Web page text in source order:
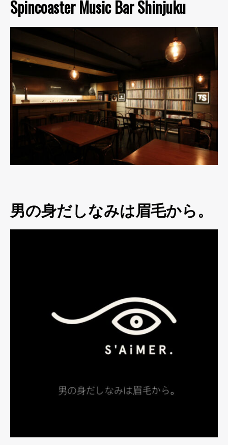
Spincoaster Music Bar Shinjuku
男の身だしなみは眉毛から。